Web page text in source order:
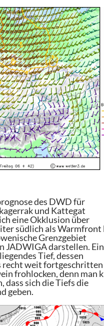
des DWD für
und Kattegat
eine Okklusion über
südlich als Warmfront
Grenzgebiet
JADWIGA darstellen. Ein
Tief, dessen
weit fortgeschritten
frohlocken, denn man
sich die Tiefs die
geben.